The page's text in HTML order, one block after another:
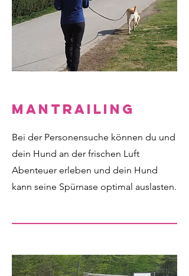
Mantrailing
Bei der Personensuche können du und
dein Hund an der frischen Luft
Abenteuer erleben und dein Hund
kann seine Spürnase optimal auslasten.